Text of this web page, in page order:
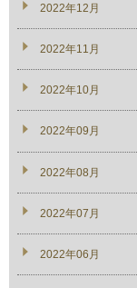
2022年12月
2022年11月
2022年10月
2022年09月
2022年08月
2022年07月
2022年06月